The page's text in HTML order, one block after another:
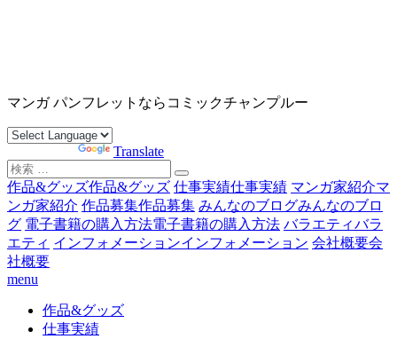
ツ
ス
ッ
プ
マンガ パンフレットならコミックチャンプルー
Translate
検
索
対
象:
作品&グッズ作品&グッズ 仕事実績仕事実績 マンガ家紹介マ
ンガ家紹介 作品募集作品募集 みんなのブログみんなのブロ
グ 電子書籍の購入方法電子書籍の購入方法 バラエティバラ
エティ インフォメーションインフォメーション 会社概要会
社概要
menu
作品&グッズ
仕事実績